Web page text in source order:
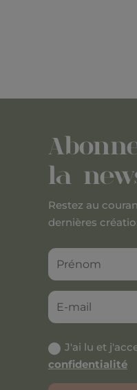
la
Restez au
dernières
J'ai lu et
confidentialité